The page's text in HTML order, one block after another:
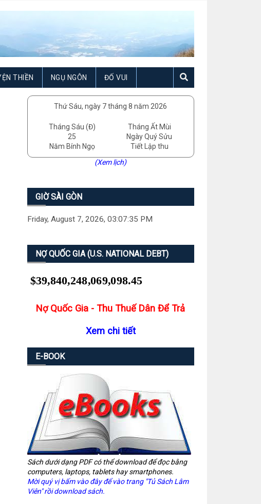
THIỀN NGỤ NGÔN ĐỐ VUI
Thứ Sáu, ngày 7 tháng 8 năm 2026
Tháng Sáu (Đ)
25
Năm Bính Ngọ
Tháng Ất Mùi
Ngày Quý Sửu
Tiết Lập thu
(Xem lịch)
GIỜ SÀI GÒN
Friday, August 7, 2026, 03:07:36 PM
NỢ QUỐC GIA (U.S. NATIONAL DEBT)
Nợ Quốc Gia - Thu Thuế Dân Để Trả
Xem chi tiết
E-BOOK
Sách dưới dạng PDF có thể download để đọc bằng
computers, laptops, tablets hay smartphones.
Mời quý vị bấm vào đây để vào trang "Tủ Sách Lâm
Viên" rồi download sách.